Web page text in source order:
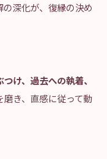
深化が、復縁の決め
け、過去への執着、
き、直感に従って動